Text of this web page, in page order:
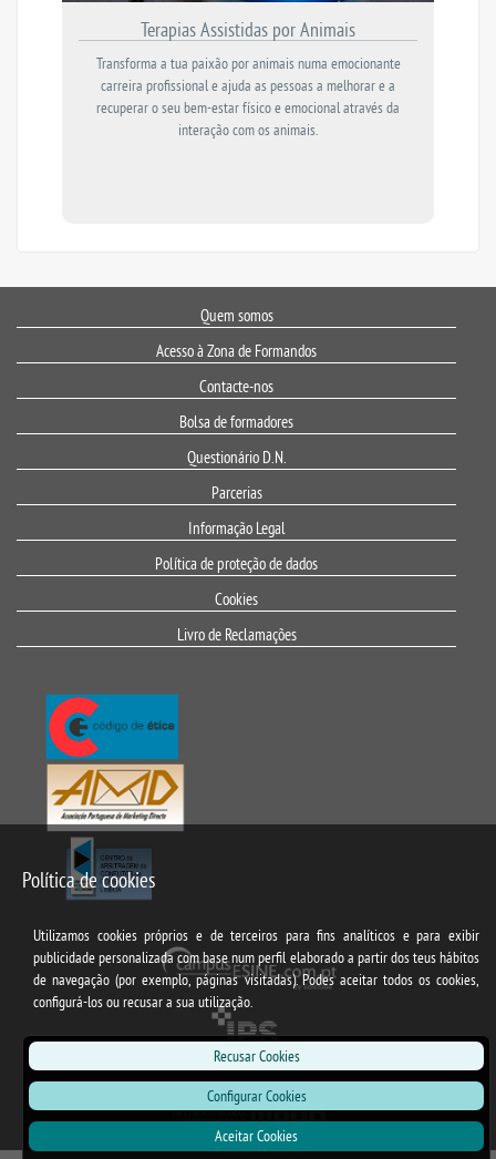
Terapias Assistidas por Animais
Transforma a tua paixão por animais numa emocionante
carreira profissional e ajuda as pessoas a melhorar e a
recuperar o seu bem-estar físico e emocional através da
interação com os animais.
Quem somos
Acesso à Zona de Formandos
Contacte-nos
Bolsa de formadores
Questionário D.N.
Parcerias
Informação Legal
Política de proteção de dados
Cookies
Livro de Reclamações
Política de cookies
Utilizamos cookies próprios e de terceiros para fins analíticos e para exibir
publicidade personalizada com base num perfil elaborado a partir dos teus hábitos
de navegação (por exemplo, páginas visitadas). Podes aceitar todos os cookies,
configurá-los ou recusar a sua utilização.
Recusar Cookies
Configurar Cookies
Aceitar Cookies